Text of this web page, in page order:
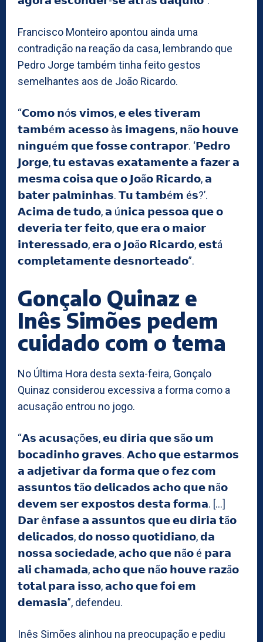
Francisco Monteiro apontou ainda uma
contradição na reação da casa, lembrando que
Pedro Jorge também tinha feito gestos
semelhantes aos de João Ricardo.
“𝗖𝗼𝗺𝗼 𝗻ó𝘀 𝘃𝗶𝗺𝗼𝘀, 𝗲 𝗲𝗹𝗲𝘀 𝘁𝗶𝘃𝗲𝗿𝗮𝗺
𝘁𝗮𝗺𝗯é𝗺 𝗮𝗰𝗲𝘀𝘀𝗼 à𝘀 𝗶𝗺𝗮𝗴𝗲𝗻𝘀, 𝗻ã𝗼 𝗵𝗼𝘂𝘃𝗲
𝗻𝗶𝗻𝗴𝘂é𝗺 𝗾𝘂𝗲 𝗳𝗼𝘀𝘀𝗲 𝗰𝗼𝗻𝘁𝗿𝗮𝗽𝗼𝗿. ‘𝗣𝗲𝗱𝗿𝗼
𝗝𝗼𝗿𝗴𝗲, 𝘁𝘂 𝗲𝘀𝘁𝗮𝘃𝗮𝘀 𝗲𝘅𝗮𝘁𝗮𝗺𝗲𝗻𝘁𝗲 𝗮 𝗳𝗮𝘇𝗲𝗿 𝗮
𝗺𝗲𝘀𝗺𝗮 𝗰𝗼𝗶𝘀𝗮 𝗾𝘂𝗲 𝗼 𝗝𝗼ã𝗼 𝗥𝗶𝗰𝗮𝗿𝗱𝗼, 𝗮
𝗯𝗮𝘁𝗲𝗿 𝗽𝗮𝗹𝗺𝗶𝗻𝗵𝗮𝘀. 𝗧𝘂 𝘁𝗮𝗺𝗯é𝗺 é𝘀?’.
𝗔𝗰𝗶𝗺𝗮 𝗱𝗲 𝘁𝘂𝗱𝗼, 𝗮 ú𝗻𝗶𝗰𝗮 𝗽𝗲𝘀𝘀𝗼𝗮 𝗾𝘂𝗲 𝗼
𝗱𝗲𝘃𝗲𝗿𝗶𝗮 𝘁𝗲𝗿 𝗳𝗲𝗶𝘁𝗼, 𝗾𝘂𝗲 𝗲𝗿𝗮 𝗼 𝗺𝗮𝗶𝗼𝗿
𝗶𝗻𝘁𝗲𝗿𝗲𝘀𝘀𝗮𝗱𝗼, 𝗲𝗿𝗮 𝗼 𝗝𝗼ã𝗼 𝗥𝗶𝗰𝗮𝗿𝗱𝗼, 𝗲𝘀𝘁á
𝗰𝗼𝗺𝗽𝗹𝗲𝘁𝗮𝗺𝗲𝗻𝘁𝗲 𝗱𝗲𝘀𝗻𝗼𝗿𝘁𝗲𝗮𝗱𝗼”.
Gonçalo Quinaz e
Inês Simões pedem
cuidado com o tema
No Última Hora desta sexta-feira, Gonçalo
Quinaz considerou excessiva a forma como a
acusação entrou no jogo.
“𝗔𝘀 𝗮𝗰𝘂𝘀𝗮çõ𝗲𝘀, 𝗲𝘂 𝗱𝗶𝗿𝗶𝗮 𝗾𝘂𝗲 𝘀ã𝗼 𝘂𝗺
𝗯𝗼𝗰𝗮𝗱𝗶𝗻𝗵𝗼 𝗴𝗿𝗮𝘃𝗲𝘀. 𝗔𝗰𝗵𝗼 𝗾𝘂𝗲 𝗲𝘀𝘁𝗮𝗿𝗺𝗼𝘀
𝗮 𝗮𝗱𝗷𝗲𝘁𝗶𝘃𝗮𝗿 𝗱𝗮 𝗳𝗼𝗿𝗺𝗮 𝗾𝘂𝗲 𝗼 𝗳𝗲𝘇 𝗰𝗼𝗺
𝗮𝘀𝘀𝘂𝗻𝘁𝗼𝘀 𝘁ã𝗼 𝗱𝗲𝗹𝗶𝗰𝗮𝗱𝗼𝘀 𝗮𝗰𝗵𝗼 𝗾𝘂𝗲 𝗻ã𝗼
𝗱𝗲𝘃𝗲𝗺 𝘀𝗲𝗿 𝗲𝘅𝗽𝗼𝘀𝘁𝗼𝘀 𝗱𝗲𝘀𝘁𝗮 𝗳𝗼𝗿𝗺𝗮. […]
𝗗𝗮𝗿 ê𝗻𝗳𝗮𝘀𝗲 𝗮 𝗮𝘀𝘀𝘂𝗻𝘁𝗼𝘀 𝗾𝘂𝗲 𝗲𝘂 𝗱𝗶𝗿𝗶𝗮 𝘁ã𝗼
𝗱𝗲𝗹𝗶𝗰𝗮𝗱𝗼𝘀, 𝗱𝗼 𝗻𝗼𝘀𝘀𝗼 𝗾𝘂𝗼𝘁𝗶𝗱𝗶𝗮𝗻𝗼, 𝗱𝗮
𝗻𝗼𝘀𝘀𝗮 𝘀𝗼𝗰𝗶𝗲𝗱𝗮𝗱𝗲, 𝗮𝗰𝗵𝗼 𝗾𝘂𝗲 𝗻ã𝗼 é 𝗽𝗮𝗿𝗮
𝗮𝗹𝗶 𝗰𝗵𝗮𝗺𝗮𝗱𝗮, 𝗮𝗰𝗵𝗼 𝗾𝘂𝗲 𝗻ã𝗼 𝗵𝗼𝘂𝘃𝗲 𝗿𝗮𝘇ã𝗼
𝘁𝗼𝘁𝗮𝗹 𝗽𝗮𝗿𝗮 𝗶𝘀𝘀𝗼, 𝗮𝗰𝗵𝗼 𝗾𝘂𝗲 𝗳𝗼𝗶 𝗲𝗺
𝗱𝗲𝗺𝗮𝘀𝗶𝗮”, defendeu.
Inês Simões alinhou na preocupação e pediu